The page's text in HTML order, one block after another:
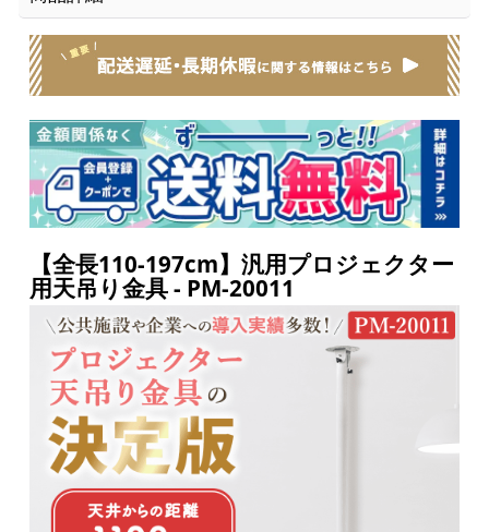
【全長110-197cm】汎用プロジェクター
用天吊り金具 - PM-20011